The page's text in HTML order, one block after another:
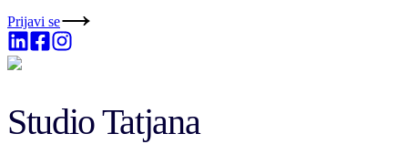
Prijavi se
Studio Tatjana